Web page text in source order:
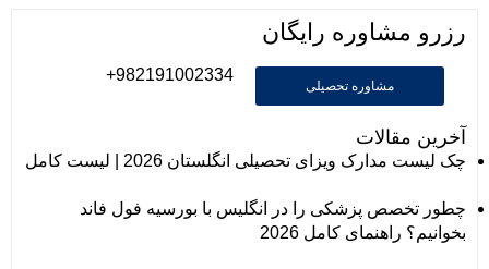
رزرو مشاوره رایگان
مشاوره تحصیلی
982191002334+
آخرین مقالات
چک لیست مدارک ویزای تحصیلی انگلستان 2026 | لیست کامل
چطور تخصص پزشکی را در انگلیس با بورسیه فول فاند
بخوانیم؟ راهنمای کامل 2026